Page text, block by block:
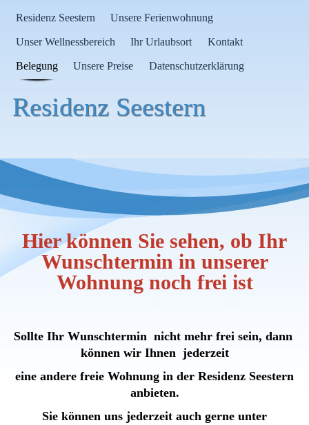
Residenz Seestern Unsere Ferienwohnung
Unser Wellnessbereich Ihr Urlaubsort Kontakt
Belegung Unsere Preise Datenschutzerklärung
Residenz Seestern
Hier können Sie sehen, ob Ihr
Wunschtermin in unserer
Wohnung noch frei ist
Sollte Ihr Wunschtermin nicht mehr frei sein, dann
können wir Ihnen jederzeit
eine andere freie Wohnung in der Residenz Seestern
anbieten.
Sie können uns jederzeit auch gerne unter